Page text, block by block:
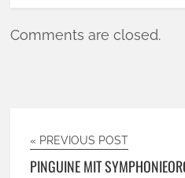
Comments are closed.
« PREVIOUS POST
PINGUINE MIT